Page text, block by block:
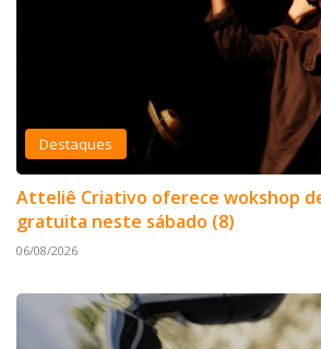
Destaques
Atteliê Criativo oferece wokshop
gratuita neste sábado (8)
06/08/2026